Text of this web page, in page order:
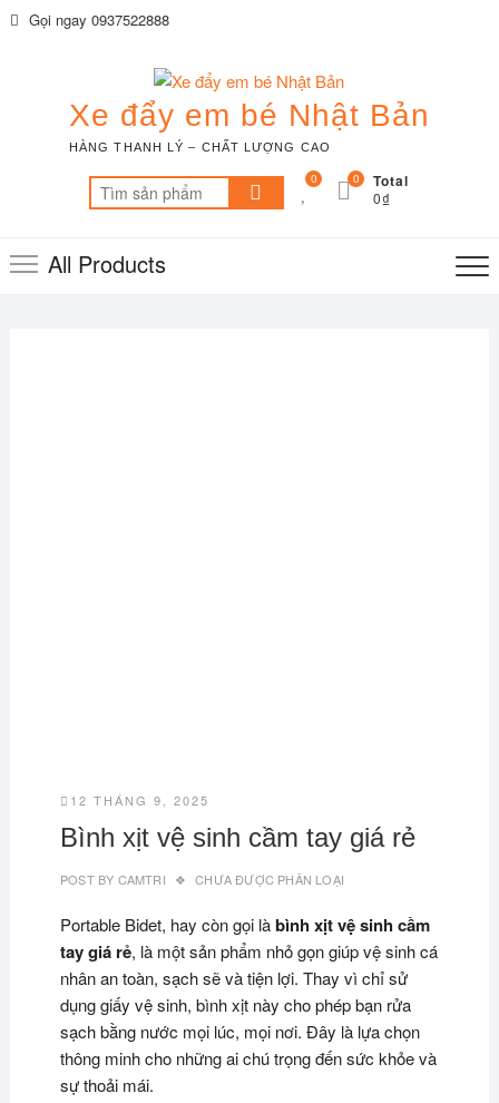
SkipGọi ngay 0937522888
Xe đẩy em bé Nhật Bản
HÀNG THANH LÝ – CHẤT LƯỢNG CAO
Tìm
kiếm:
0 Total
0₫
0
All Products
12 THÁNG 9, 2025
Bình xịt vệ sinh cầm tay giá rẻ
POST BY CAMTRI CHƯA ĐƯỢC PHÂN LOẠI
Portable Bidet, hay còn gọi làbình xịt vệ sinh cầm
tay giá rẻ, là một sản phẩm nhỏ gọn giúp vệ sinh cá
nhân an toàn, sạch sẽ và tiện lợi. Thay vì chỉ sử
dụng giấy vệ sinh, bình xịt này cho phép bạn rửa
sạch bằng nước mọi lúc, mọi nơi. Đây là lựa chọn
thông minh cho những ai chú trọng đến sức khỏe và
sự thoải mái.